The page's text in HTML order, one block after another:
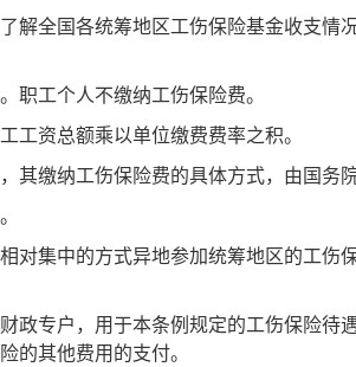
全国各统筹地区工伤保险基金收支情
工个人不缴纳工伤保险费。
工资总额乘以单位缴费费率之积。
其缴纳工伤保险费的具体方式，由国务
对集中的方式异地参加统筹地区的工伤
专户，用于本条例规定的工伤保险待
的其他费用的支付。